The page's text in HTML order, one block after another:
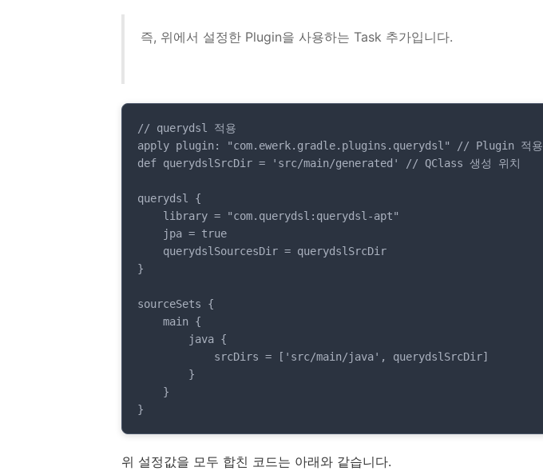
즉, 위에서 설정한 Plugin을 사용하는 Task 추가입니다.
// querydsl 적용
apply plugin: "com.ewerk.gradle.plugins.querydsl" // Plugin 적용
def querydslSrcDir = 'src/main/generated' // QClass 생성 위치
querydsl {
}
sourceSets {
    main {
}
위 설정값을 모두 합친 코드는 아래와 같습니다.